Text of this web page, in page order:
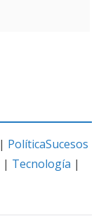
| PolíticaSucesos
| Tecnología |